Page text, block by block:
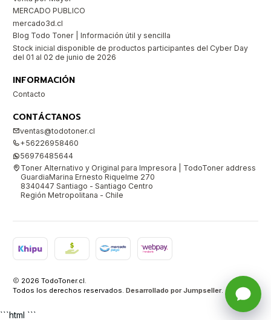
MERCADO PUBLICO
mercado3d.cl
Blog Todo Toner | Información útil y sencilla
Stock inicial disponible de productos participantes del Cyber Day
del 01 al 02 de junio de 2026
INFORMACIÓN
Contacto
CONTÁCTANOS
ventas@todotoner.cl
+56226958460
56976485644
Toner Alternativo y Original para Impresora | TodoToner address
GuardiaMarina Ernesto Riquelme 270
8340447 Santiago - Santiago Centro
Región Metropolitana - Chile
2026 TodoToner.cl.
Todos los derechos reservados. Desarrollado por Jumpseller.
```html ```